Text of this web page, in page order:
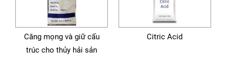
Căng mọng và giữ cấu
trúc cho thủy hải sản
Citric Acid